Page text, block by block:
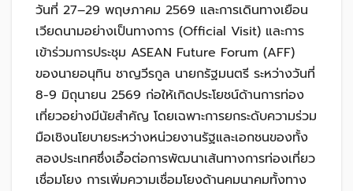
วันที่ 27–29 พฤษภาคม 2569 และการเดินทางเยือน
เวียดนามอย่างเป็นทางการ (Official Visit) และการ
เข้าร่วมการประชุม ASEAN Future Forum (AFF)
ของนายอนุทิน ชาญวีรกูล นายกรัฐมนตรี ระหว่างวันที่
8-9 มิถุนายน 2569 ก่อให้เกิดประโยชน์ด้านการท่อง
เที่ยวอย่างมีนัยสำคัญ โดยเฉพาะการยกระดับความร่วม
มือเชิงนโยบายระหว่างหน่วยงานรัฐและเอกชนของทั้ง
สองประเทศซึ่งเอื้อต่อการพัฒนาเส้นทางการท่องเที่ยว
เชื่อมโยง การเพิ่มความเชื่อมโยงด้านคมนาคมทั้งทาง